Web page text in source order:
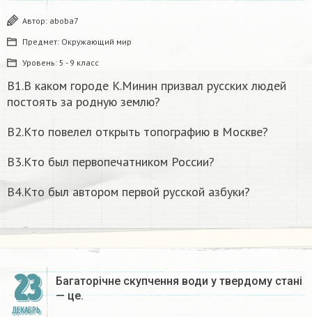
Автор: aboba7
Предмет: Окружающий мир
Уровень: 5 - 9 класс
В1.В каком городе К.Минин призвал русских людей
постоять за родную землю?
B2.Кто повелел открыть топографию в Москве?
B3.Кто был первопечатником России?
B4.Кто был автором первой русской азбуки?
23
ДЕКАБРЬ
Багаторічне скупчення води у твердому стані
— це.​